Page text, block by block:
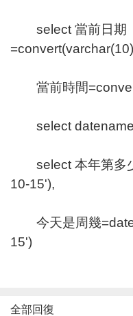
select 當前日期
當前時間
select
select 本年第多
10-15'),
今天是周幾
15')
全部回復